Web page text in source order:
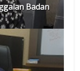
Badan